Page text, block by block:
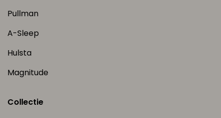
Pullman
A-Sleep
Hulsta
Magnitude
Collectie